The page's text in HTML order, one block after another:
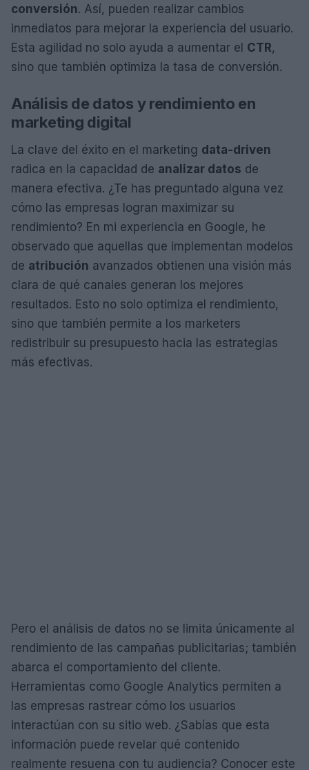
conversión. Así, pueden realizar cambios
inmediatos para mejorar la experiencia del usuario.
Esta agilidad no solo ayuda a aumentar el CTR,
sino que también optimiza la tasa de conversión.
Análisis de datos y rendimiento en
marketing digital
La clave del éxito en el marketing data-driven
radica en la capacidad de analizar datos de
manera efectiva. ¿Te has preguntado alguna vez
cómo las empresas logran maximizar su
rendimiento? En mi experiencia en Google, he
observado que aquellas que implementan modelos
de atribución avanzados obtienen una visión más
clara de qué canales generan los mejores
resultados. Esto no solo optimiza el rendimiento,
sino que también permite a los marketers
redistribuir su presupuesto hacia las estrategias
más efectivas.
Pero el análisis de datos no se limita únicamente al
rendimiento de las campañas publicitarias; también
abarca el comportamiento del cliente.
Herramientas como Google Analytics permiten a
las empresas rastrear cómo los usuarios
interactúan con su sitio web. ¿Sabías que esta
información puede revelar qué contenido
realmente resuena con tu audiencia? Conocer este